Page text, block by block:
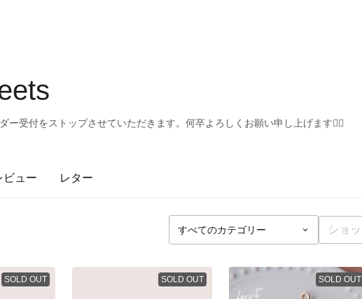
ー受付をストップさせていただきます。何卒よろしくお願い申し上げます🙇‍♀️
ビュー レター
SOLD OUT SOLD OUT SOLD OUT